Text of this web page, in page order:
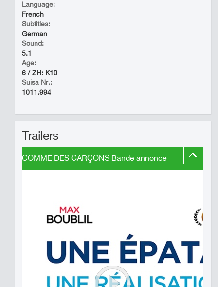
Language:
French
Subtitles:
German
Sound:
5.1
Age:
6 / ZH: K10
Suisa Nr.:
1011.994
Trailers
COMME DES GARÇONS Bande annonce